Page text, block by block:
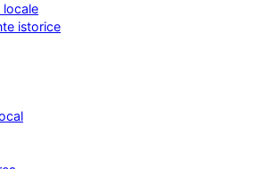
locale
istorice